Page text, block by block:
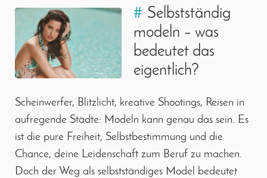
# Selbstständig
modeln – was
bedeutet das
eigentlich?
Scheinwerfer, Blitzlicht, kreative Shootings, Reisen in
aufregende Städte: Modeln kann genau das sein. Es
ist die pure Freiheit, Selbstbestimmung und die
Chance, deine Leidenschaft zum Beruf zu machen.
Doch der Weg als selbstständiges Model bedeutet